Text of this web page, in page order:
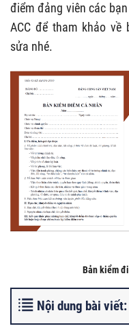
điểm đảng viên các
ACC để tham khảo
sửa nhé.
Bản kiểm
Nội dung bài viết: